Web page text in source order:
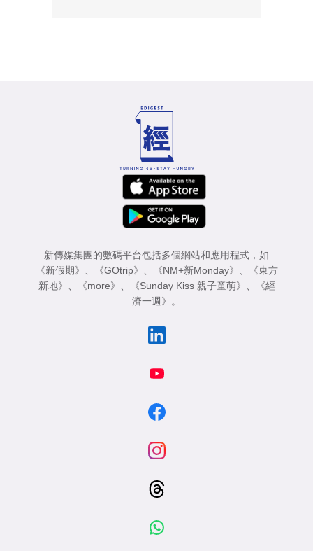
新傳媒集團的數碼平台包括多個網站和應用程式，如
《新假期》
《GOtrip》 《NM+新Monday》
《東方
新地》
《more》 《Sunday Kiss 親子童萌》
《經
濟一週》
。